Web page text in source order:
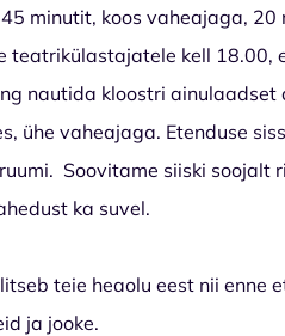
minutit, koos vaheajaga, 20
teatrikülastajatele kell 18.00,
nautida kloostri ainulaadset
ühe vaheajaga. Etenduse
Soovitame siiski
ka suvel.
teie heaolu eest nii enne
ja jooke.